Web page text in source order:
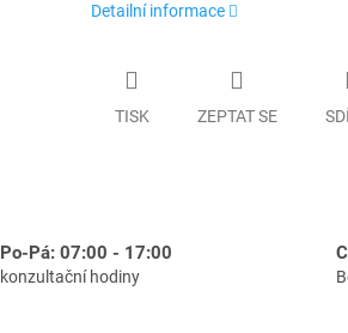
Detailní informace
TISK ZEPTAT SE
Po-Pá: 07:00 - 17:00
konzultační hodiny